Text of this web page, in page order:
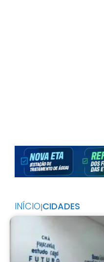
INÍCIO|CIDADES